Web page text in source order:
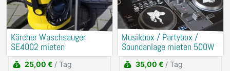
Kärcher Waschsauger
SE4002 mieten
25,00 € / Tag
Musikbox / Partybox /
Soundanlage mieten 500W
35,00 € / Tag